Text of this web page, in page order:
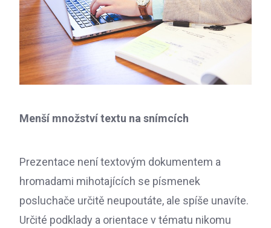
Menší množství textu na snímcích
Prezentace není textovým dokumentem a
hromadami mihotajících se písmenek
posluchače určitě neupoutáte, ale spíše unavíte.
Určité podklady a orientace v tématu nikomu